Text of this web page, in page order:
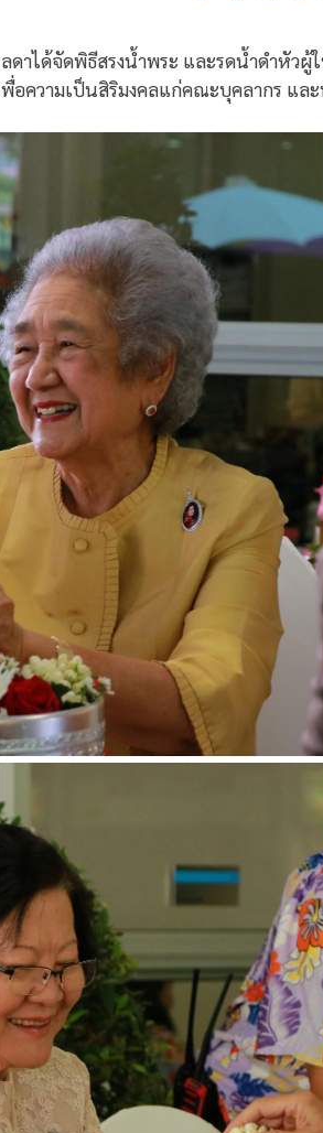
ดาได้จัดพิธีสรงน้ำพระ และรดน้ำดำหัว
อความเป็นสิริมงคลแก่คณะบุคลากร แล